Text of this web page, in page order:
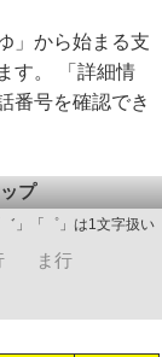
」から始まる支
す。 「詳細情
番号を確認でき
プ
」「゜」は1文字扱い
ま行